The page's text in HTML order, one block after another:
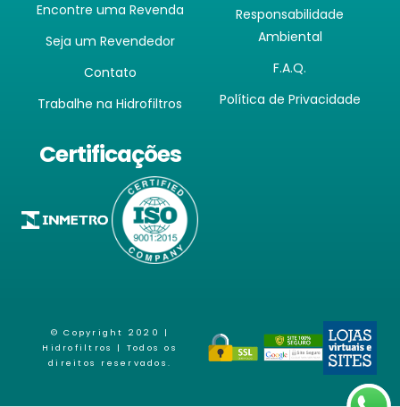
Encontre uma Revenda
Seja um Revendedor
Contato
Trabalhe na Hidrofiltros
Responsabilidade
Ambiental
F.A.Q.
Política de Privacidade
Certificações
© Copyright 2020 |
Hidrofiltros
| Todos os
direitos reservados.